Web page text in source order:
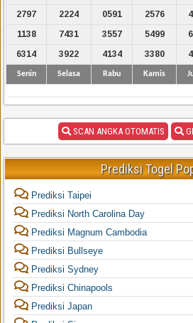
2797
2224 0591 2576
1138
7431 3557 5499
6314
3922 4134 3380
Senin Selasa Rabu Kamis
SCAN ANGKA OTOMATIS
Prediksi Togel
Prediksi Taipei
Prediksi North Carolina Day
Prediksi Magnum Cambodia
Prediksi Bullseye
Prediksi Sydney
Prediksi Chinapools
Prediksi Japan